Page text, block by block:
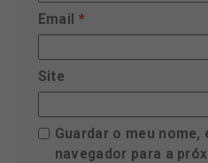
Email *
Site
Guardar o meu
navegador para a